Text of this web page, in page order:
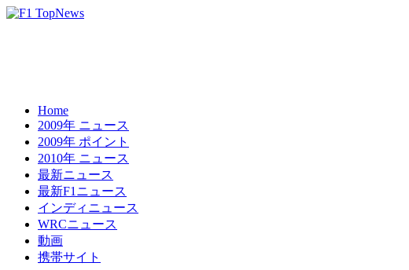
Home
2009年 ニュース
2009年 ポイント
2010年 ニュース
最新ニュース
最新F1ニュース
インディニュース
WRCニュース
動画
携帯サイト